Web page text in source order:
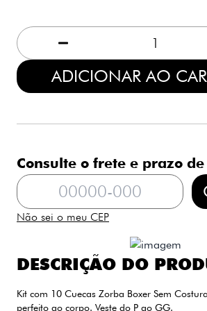
ADICIONAR AO
Consulte o frete e prazo
Não sei o meu CEP
DESCRIÇÃO DO
Kit com 10 Cuecas Zorba Boxer Sem
perfeito ao corpo. Veste do P ao GG.